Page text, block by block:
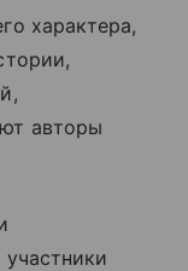
характера,
авторы